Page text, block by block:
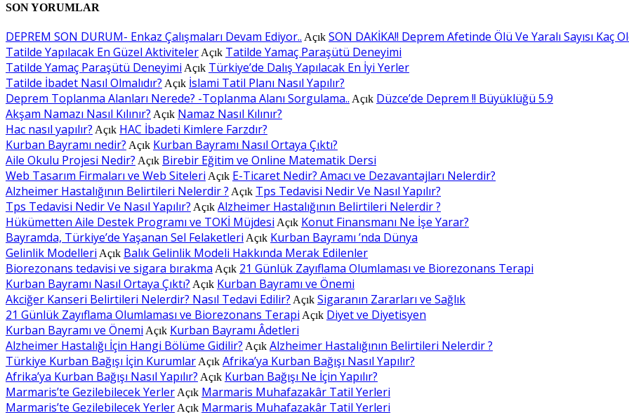
SON YORUMLAR
DEPREM SON DURUM- Enkaz Çalışmaları Devam Ediyor.. Açık SON DAKİKA!! Deprem Afetinde Ölü Ve Yaralı Sayısı Kaç
Tatilde Yapılacak En Güzel Aktiviteler Açık Tatilde Yamaç Paraşütü Deneyimi
Tatilde Yamaç Paraşütü Deneyimi Açık Türkiye’de Dalış Yapılacak En İyi Yerler
Tatilde İbadet Nasıl Olmalıdır? Açık İslami Tatil Planı Nasıl Yapılır?
Deprem Toplanma Alanları Nerede? -Toplanma Alanı Sorgulama.. Açık Düzce’de Deprem !! Büyüklüğü 5.9
Akşam Namazı Nasıl Kılınır? Açık Namaz Nasıl Kılınır?
Hac nasıl yapılır? Açık HAC İbadeti Kimlere Farzdır?
Kurban Bayramı nedir? Açık Kurban Bayramı Nasıl Ortaya Çıktı?
Aile Okulu Projesi Nedir? Açık Birebir Eğitim ve Online Matematik Dersi
Web Tasarım Firmaları ve Web Siteleri Açık E-Ticaret Nedir? Amacı ve Dezavantajları Nelerdir?
Alzheimer Hastalığının Belirtileri Nelerdir ? Açık Tps Tedavisi Nedir Ve Nasıl Yapılır?
Tps Tedavisi Nedir Ve Nasıl Yapılır? Açık Alzheimer Hastalığının Belirtileri Nelerdir ?
Hükümetten Aile Destek Programı ve TOKİ Müjdesi Açık Konut Finansmanı Ne İşe Yarar?
Bayramda, Türkiye’de Yaşanan Sel Felaketleri Açık Kurban Bayramı ’nda Dünya
Gelinlik Modelleri Açık Balık Gelinlik Modeli Hakkında Merak Edilenler
Biorezonans tedavisi ve sigara bırakma Açık 21 Günlük Zayıflama Olumlaması ve Biorezonans Terapi
Kurban Bayramı Nasıl Ortaya Çıktı? Açık Kurban Bayramı ve Önemi
Akciğer Kanseri Belirtileri Nelerdir? Nasıl Tedavi Edilir? Açık Sigaranın Zararları ve Sağlık
21 Günlük Zayıflama Olumlaması ve Biorezonans Terapi Açık Diyet ve Diyetisyen
Kurban Bayramı ve Önemi Açık Kurban Bayramı Âdetleri
Alzheimer Hastalığı İçin Hangi Bölüme Gidilir? Açık Alzheimer Hastalığının Belirtileri Nelerdir ?
Türkiye Kurban Bağışı İçin Kurumlar Açık Afrika’ya Kurban Bağışı Nasıl Yapılır?
Afrika’ya Kurban Bağışı Nasıl Yapılır? Açık Kurban Bağışı Ne İçin Yapılır?
Marmaris’te Gezilebilecek Yerler Açık Marmaris Muhafazakâr Tatil Yerleri
Marmaris’te Gezilebilecek Yerler Açık Marmaris Muhafazakâr Tatil Yerleri